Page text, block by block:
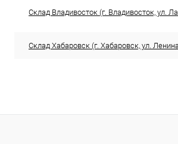
Склад Владивосток (г. Владивосток, ул.
Склад Хабаровск (г. Хабаровск, ул.